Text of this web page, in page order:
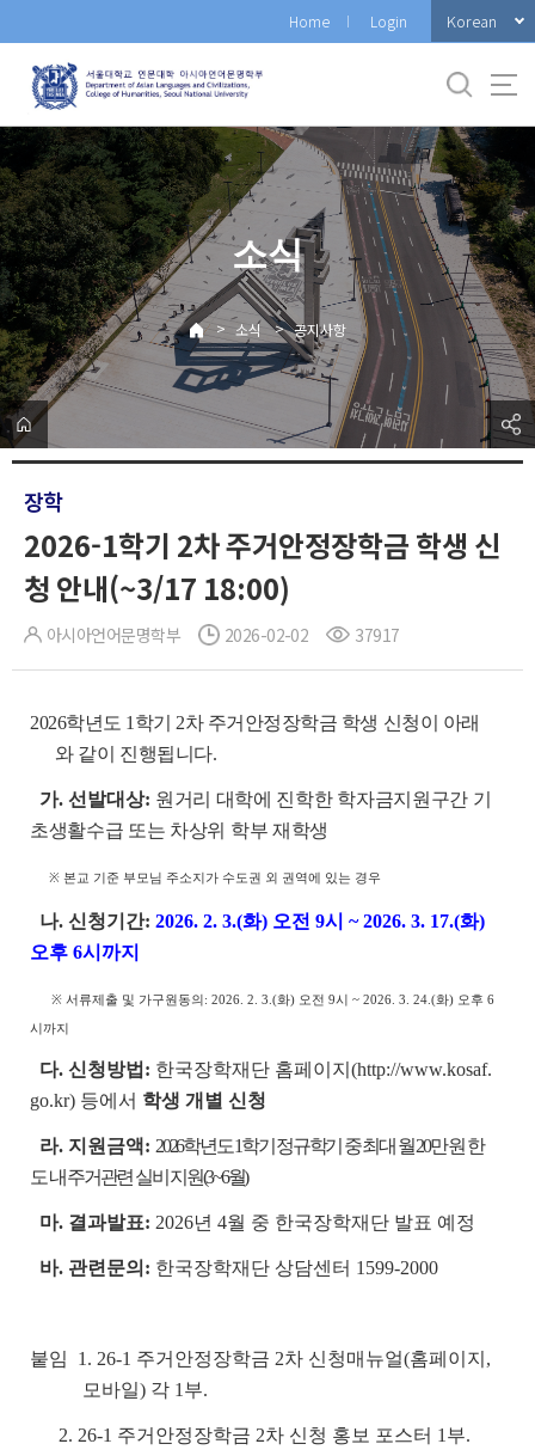
로
메
뉴
Home Login Korean
소식
> 소식 > 공지사항
장학
2026-1학기 2차 주거안정장학금 학생 신
청 안내(~3/17 18:00)
아시아언어문명학부 2026-02-02 37917
2026학년도 1학기 2차 주거안정장학금 학생 신청이 아래
와 같이 진행됩니다.
가. 선발대상: 원거리 대학에 진학한 학자금지원구간 기
초생활수급 또는 차상위 학부 재학생
※ 본교 기준 부모님 주소지가 수도권 외 권역에 있는 경우
나. 신청기간: 2026. 2. 3.(화) 오전 9시 ~ 2026. 3. 17.(화)
오후 6시까지
※ 서류제출 및 가구원동의: 2026. 2. 3.(화) 오전 9시 ~ 2026. 3. 24.(화) 오후 6
시까지
다. 신청방법: 한국장학재단 홈페이지(http://www.kosaf.
go.kr) 등에서 학생 개별 신청
라. 지원금액: 2026학년도 1학기 정규학기 중 최대 월 20만 원 한
도 내 주거관련 실비 지원(3~6월)
마. 결과발표: 2026년 4월 중 한국장학재단 발표 예정
바. 관련문의: 한국장학재단 상담센터 1599-2000
붙임 1. 26-1 주거안정장학금 2차 신청매뉴얼(홈페이지,
모바일) 각 1부.
2. 26-1 주거안정장학금 2차 신청 홍보 포스터 1부.